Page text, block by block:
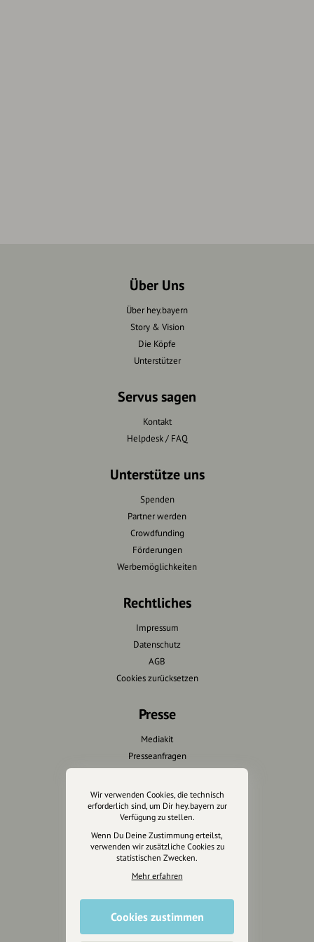
Über Uns
Über hey.bayern
Story & Vision
Die Köpfe
Unterstützer
Servus sagen
Kontakt
Helpdesk / FAQ
Unterstütze uns
Spenden
Partner werden
Crowdfunding
Förderungen
Werbemöglichkeiten
Rechtliches
Impressum
Datenschutz
AGB
Cookies zurücksetzen
Presse
Mediakit
Presseanfragen
Wir unterstützen Euch
Fotografie & mehr
Marketing
Anakin Design
Wir verwenden Cookies, die technisch
erforderlich sind, um Dir hey.bayern zur
Verfügung zu stellen.
Wenn Du Deine Zustimmung erteilst,
verwenden wir zusätzliche Cookies zu
statistischen Zwecken.
Mehr erfahren
Cookies zustimmen